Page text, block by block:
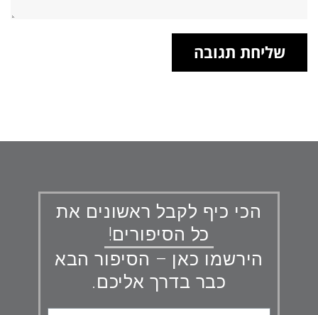
הכי כיף לקבל ראשונים את
כל הסיפורים!
הירשמו כאן – הסיפור הבא
כבר בדרך אליכם.